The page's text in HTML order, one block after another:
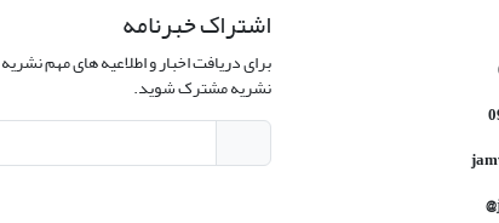
اشتراک خبرنامه
برای دریافت اخبار و اطلاعیه های مهم
نشریه مشترک شوید.